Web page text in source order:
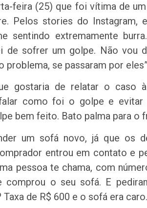
feira (25) que foi vítima de
Pelos stories do Instagram,
sentindo extremamente
de sofrer um golpe. Não vou
problema, se passaram por
gostaria de relatar o caso à
como foi o golpe e evitar
bem feito. Bato palma para o
um sofá novo, já que os
entrou em contato e
pessoa te chama, com
comprou o seu sofá. E
de R$ 600 e o sofá era